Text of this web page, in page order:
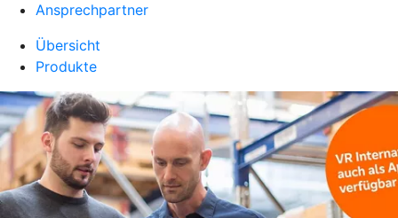
Ansprechpartner
Übersicht
Produkte